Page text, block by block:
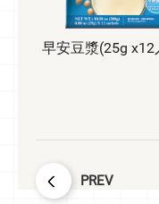
早安豆漿(25g
PREV